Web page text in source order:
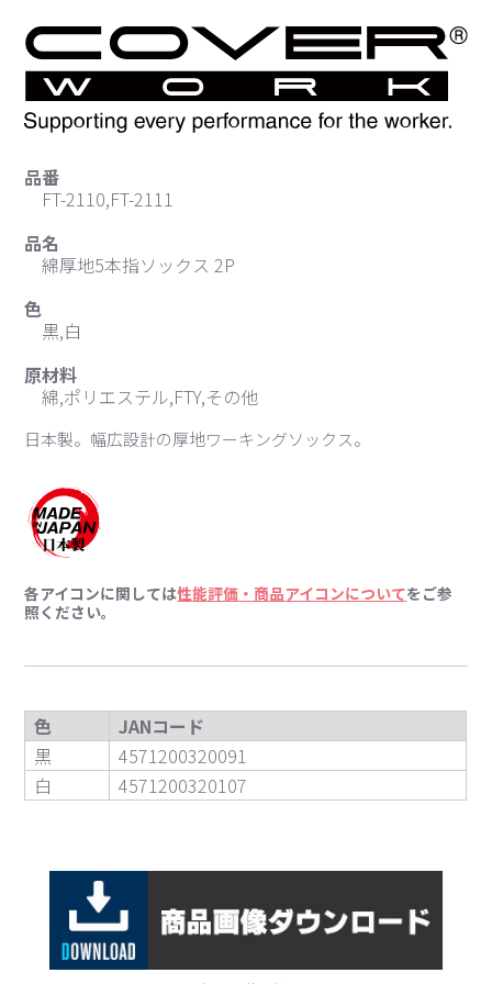
品番
FT-2110,FT-2111
品名
綿厚地5本指ソックス 2P
色
黒,白
原材料
綿,ポリエステル,FTY,その他
日本製。幅広設計の厚地ワーキングソックス。
各アイコンに関しては性能評価・商品アイコンについてをご参
照ください。
色
JANコード
黒
4571200320091
白
4571200320107